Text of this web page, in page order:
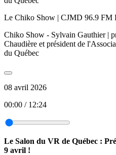
Le Chiko Show | CJMD 96.9 FM
Chiko Show - Sylvain Gauthier |
Chaudière et président de
du Québec
08 avril 2026
00:00 / 12:24
Le Salon du VR de Québec :
9 avril !